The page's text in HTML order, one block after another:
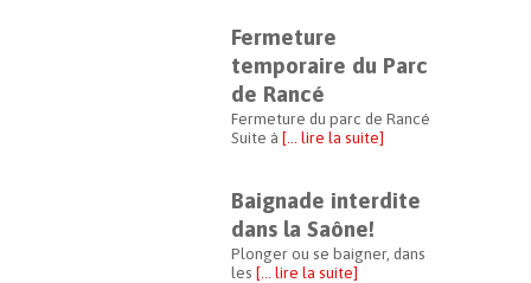
Fermeture
temporaire du Parc
de Rancé
Fermeture du parc de Rancé
Suite à[… lire la suite]
Baignade interdite
dans la Saône!
Plonger ou se baigner, dans
les[… lire la suite]